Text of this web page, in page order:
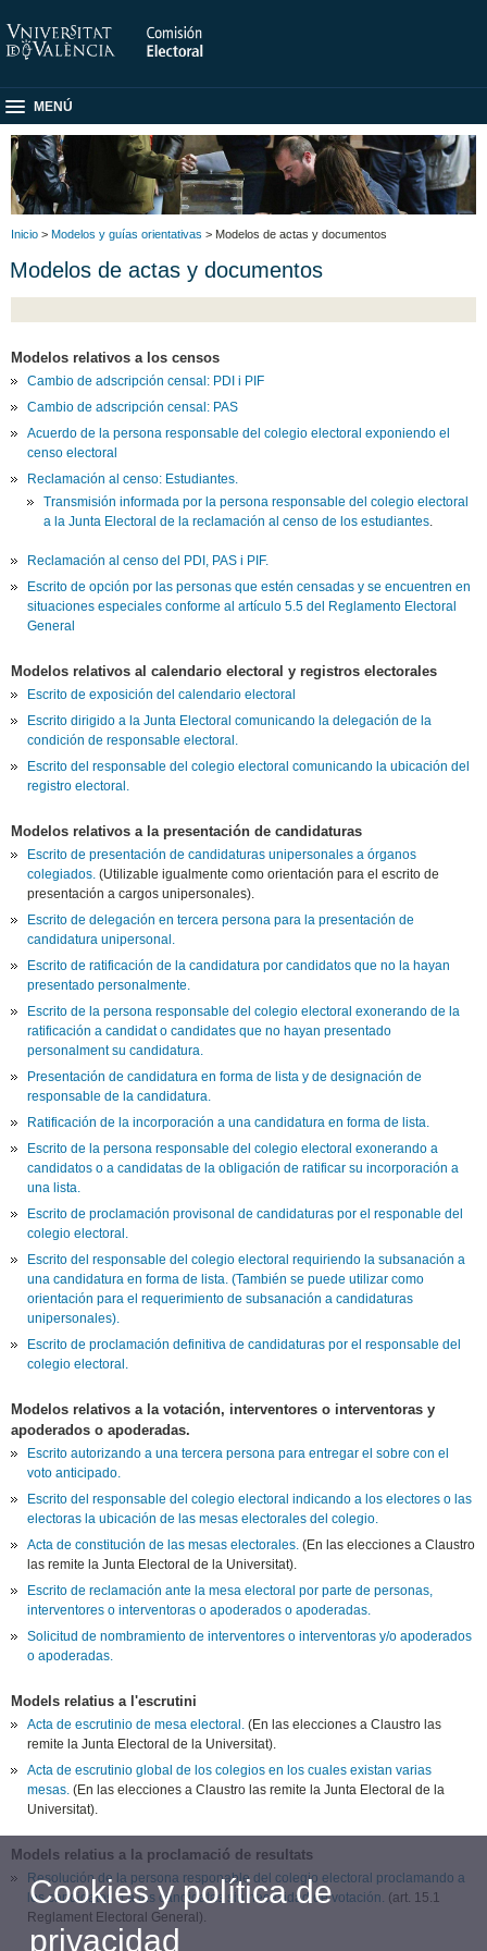
MENÚ
Inicio > Modelos y guías orientativas > Modelos de actas y documentos
Modelos de actas y documentos
Modelos relativos a los censos
Cambio de adscripción censal: PDI i PIF
Cambio de adscripción censal: PAS
Acuerdo de la persona responsable del colegio electoral exponiendo el
censo electoral
Reclamación al censo: Estudiantes.
Transmisión informada por la persona responsable del colegio electoral
a la Junta Electoral de la reclamación al censo de los estudiantes
Reclamación al censo del PDI, PAS i PIF.
Escrito de opción por las personas que estén censadas y se encuentren en
situaciones especiales conforme al artículo 5.5 del Reglamento Electoral
General
Modelos relativos al calendario electoral y registros electorales
Escrito de exposición del calendario electoral
Escrito dirigido a la Junta Electoral comunicando la delegación de la
condición de responsable electoral.
Escrito del responsable del colegio electoral comunicando la ubicación del
registro electoral.
Modelos relativos a la presentación de candidaturas
Escrito de presentación de candidaturas unipersonales a órganos
colegiados. (Utilizable igualmente como orientación para el escrito de
presentación a cargos unipersonales).
Escrito de delegación en tercera persona para la presentación de
candidatura unipersonal.
Escrito de ratificación de la candidatura por candidatos que no la hayan
presentado personalmente.
Escrito de la persona responsable del colegio electoral exonerando de la
ratificación a candidat o candidates que no hayan presentado
personalment su candidatura.
Presentación de candidatura en forma de lista y de designación de
responsable de la candidatura.
Ratificación de la incorporación a una candidatura en forma de lista.
Escrito de la persona responsable del colegio electoral exonerando a
candidatos o a candidatas de la obligación de ratificar su incorporación a
una lista.
Escrito de proclamación provisonal de candidaturas por el responable del
colegio electoral.
Escrito del responsable del colegio electoral requiriendo la subsanación a
una candidatura en forma de lista. (También se puede utilizar como
orientación para el requerimiento de subsanación a candidaturas
unipersonales).
Escrito de proclamación definitiva de candidaturas por el responsable del
colegio electoral.
Modelos relativos a la votación, interventores o interventoras y
apoderados o apoderadas.
Escrito autorizando a una tercera persona para entregar el sobre con el
voto anticipado.
Escrito del responsable del colegio electoral indicando a los electores o las
electoras la ubicación de las mesas electorales del colegio.
Acta de constitución de las mesas electorales. (En las elecciones a Claustro
las remite la Junta Electoral de la Universitat).
Escrito de reclamación ante la mesa electoral por parte de personas,
interventores o interventoras o apoderados o apoderadas.
Solicitud de nombramiento de interventores o interventoras y/o apoderados
o apoderadas.
Models relatius a l'escrutini
Acta de escrutinio de mesa electoral. (En las elecciones a Claustro las
remite la Junta Electoral de la Universitat).
Acta de escrutinio global de los colegios en los cuales existan varias
mesas. (En las elecciones a Claustro las remite la Junta Electoral de la
Universitat).
Models relatius a la proclamació de resultats
Resolución de la persona responable del colegio electoral proclamando a
los candidatos o a las candidatas sin necesidad de votación. (art. 15.1
Reglament Electoral General).
Cookies y política de
privacidad